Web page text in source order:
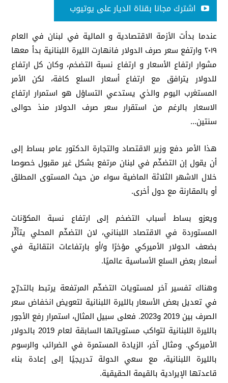
اشترك مجانا بقناة الديار على يوتيوب
عندما بدأت الأزمة الاقتصادية و المالية في لبنان في العام
٢٠١٩ وارتفع سعر صرف الدولار فانهارت الليرة اللبنانية بدأ معها
مشوار ارتفاع الأسعار و ارتفاع نسبة التضخم، وكان كل ارتفاع
للدولار يترافق مع ارتفاع أسعار السلع كافة، لكن الأمر
المستغرب اليوم والذي يستدعي التساؤل هو استمرار ارتفاع
الاسعار بالرغم من استقرار سعر صرف الدولار منذ حوالى
سنتين...
هذا الأمر دفع وزير الاقتصاد والتجارة الدكتور عامر بساط إلى
أن يقول إن التضخّم في لبنان مرتفع بشكل غير مقبول خصوصا
خلال الاشهر الثلاثة الماضية سواء من حيث المستوى المطلق
أو بالمقارنة مع دول أخرى.
‏ويعزو بساط أسباب التضخم إلى ارتفاع نسبة المكوّنات
المستوردة في الاقتصاد اللبناني، لان التضخّم المحلي يتأثّر
بضعف الدولار الأميركي مؤخرًا و/أو بارتفاعات انتقائية في
أسعار بعض السلع الأساسية عالميًا.
وهناك تفسير آخر لمستويات التضخّم المرتفعة يرتبط بالتدرّج
في تعديل بعض الأسعار بالليرة اللبنانية لتعويض انخفاض سعر
الصرف بين 2019 و2023. فعلى سبيل المثال، استمرار رفع الأجور
بالليرة اللبنانية لتواكب مستوياتها السابقة لعام 2019 بالدولار
الأميركي. ومثال آخر، الزيادة المستمرة في الضرائب والرسوم
بالليرة اللبنانية، مع سعي الدولة تدريجيًا إلى إعادة بناء
قاعدتها الإيرادية بالقيمة الحقيقية.